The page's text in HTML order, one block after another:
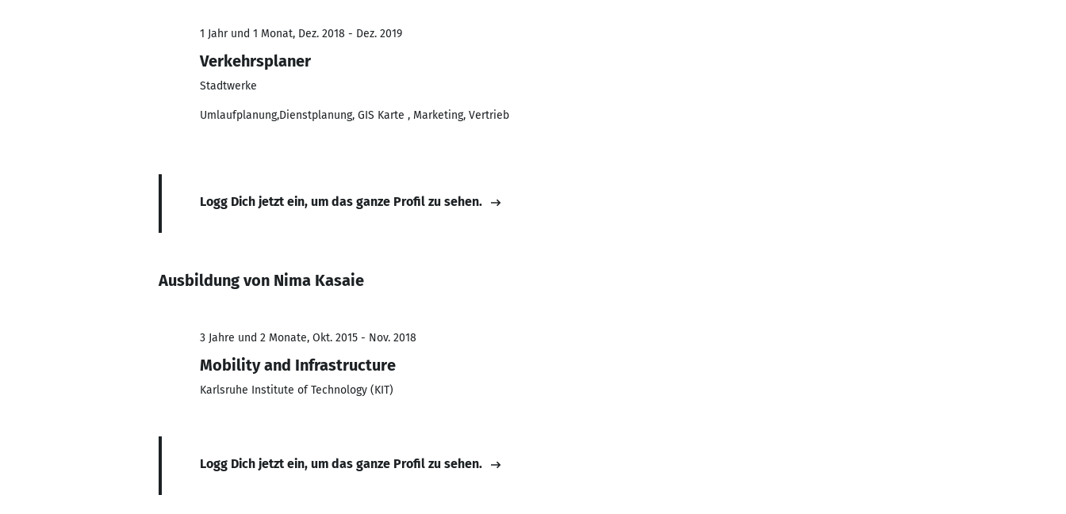
1 Jahr und 1 Monat, Dez. 2018 - Dez. 2019
Verkehrsplaner
Stadtwerke
Umlaufplanung,Dienstplanung, GIS Karte , Marketing, Vertrieb
Logg Dich jetzt ein, um das ganze Profil zu sehen.
Ausbildung von Nima Kasaie
3 Jahre und 2 Monate, Okt. 2015 - Nov. 2018
Mobility and Infrastructure
Karlsruhe Institute of Technology (KIT)
Logg Dich jetzt ein, um das ganze Profil zu sehen.